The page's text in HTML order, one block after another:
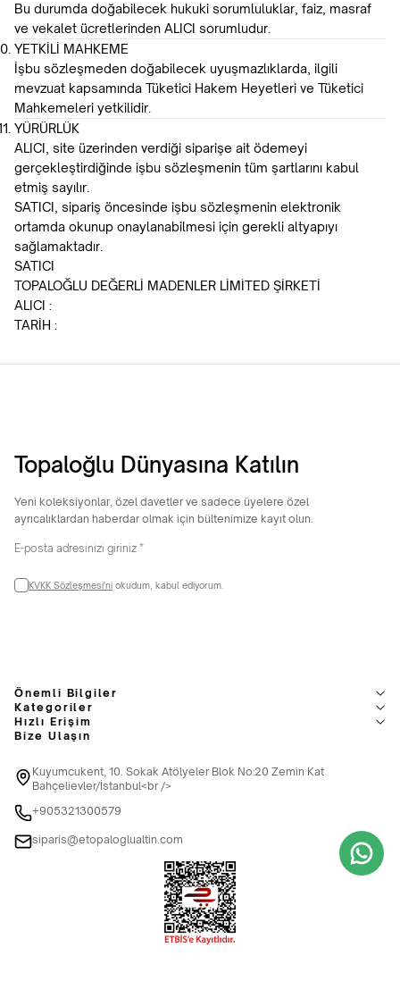
Bu durumda doğabilecek hukuki sorumluluklar, faiz, masraf
ve vekalet ücretlerinden ALICI sorumludur.
YETKİLİ MAHKEME
İşbu sözleşmeden doğabilecek uyuşmazlıklarda, ilgili
mevzuat kapsamında Tüketici Hakem Heyetleri ve Tüketici
Mahkemeleri yetkilidir.
YÜRÜRLÜK
ALICI, site üzerinden verdiği siparişe ait ödemeyi
gerçekleştirdiğinde işbu sözleşmenin tüm şartlarını kabul
etmiş sayılır.
SATICI, sipariş öncesinde işbu sözleşmenin elektronik
ortamda okunup onaylanabilmesi için gerekli altyapıyı
sağlamaktadır.
SATICI
TOPALOĞLU DEĞERLİ MADENLER LİMİTED ŞİRKETİ
ALICI :
TARİH :
Topaloğlu Dünyasına Katılın
Yeni koleksiyonlar, özel davetler ve sadece üyelere özel
ayrıcalıklardan haberdar olmak için bültenimize kayıt olun.
KVKK Sözleşmesi'ni okudum, kabul ediyorum.
Önemli Bilgiler
Kategoriler
Hızlı Erişim
Bize Ulaşın
Kuyumcukent, 10. Sokak Atölyeler Blok No:20 Zemin Kat
Bahçelievler/İstanbul<br />
+905321300579
siparis@etopaloglualtin.com